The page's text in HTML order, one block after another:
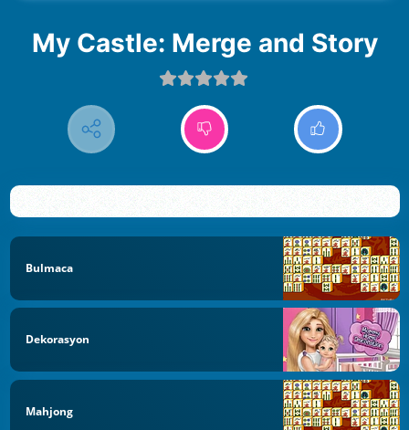
My Castle: Merge and Story
Bulmaca
Dekorasyon
Mahjong